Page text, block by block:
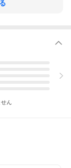
イナーによる音
シャクマン監督と
ん